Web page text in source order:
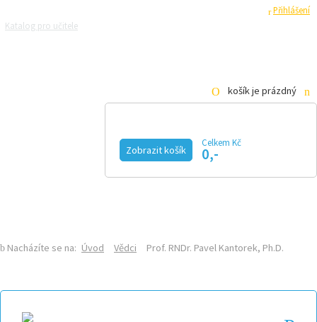
Přihlášení
Katalog pro učitele
košík je prázdný
Zobrazit košík
Celkem Kč
0,-
Nacházíte se na: Úvod Vědci Prof. RNDr. Pavel Kantorek, Ph.D.